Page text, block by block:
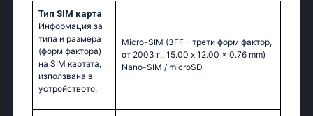
Тип SIM карта
Информация за
типа и размера
(форм фактора)
на SIM картата,
използвана в
устройството.
Micro-SIM (3FF - трети форм фактор,
от 2003 г., 15.00 x 12.00 x 0.76 mm)
Nano-SIM / microSD